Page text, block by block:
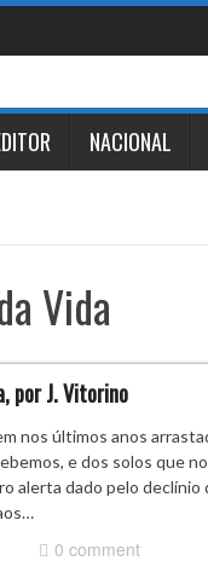
NACIONAL
Vida
por J. Vitorino
nos últimos anos
e dos solos que
alerta dado pelo
0 comment